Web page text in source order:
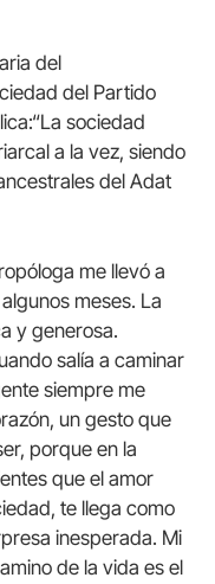
del
del Partido
sociedad
a la vez, siendo
del Adat
me llevó a
meses. La
y generosa.
salía a caminar
siempre me
un gesto que
porque en la
que el amor
te llega como
inesperada. Mi
de la vida es el